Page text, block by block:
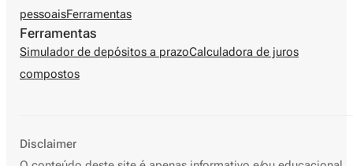
pessoaisFerramentas
Ferramentas
Simulador de depósitos a prazoCalculadora de juros
compostos
Disclaimer